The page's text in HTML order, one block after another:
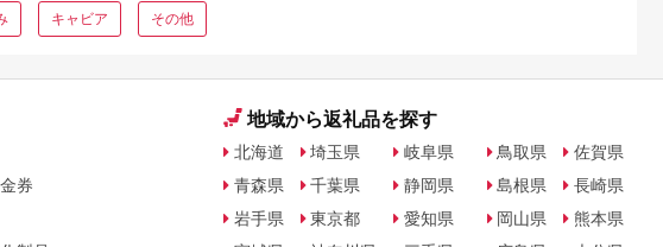
キャビア その他
券
地域から返礼品を探す
北海道
青森県
岩手県
埼玉県
千葉県
東京都
岐阜県
静岡県
愛知県
鳥取県
島根県
岡山県
佐賀県
長崎県
熊本県